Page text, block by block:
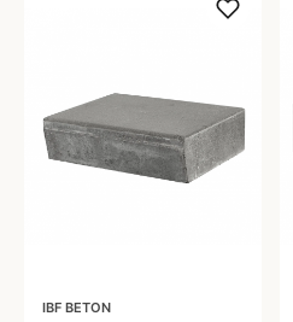
IBF BETON